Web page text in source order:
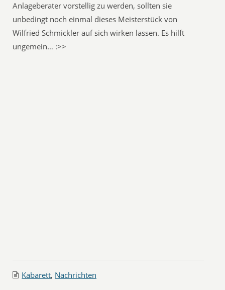
Anlageberater vorstellig zu werden, sollten sie
unbedingt noch einmal dieses Meisterstück von
Wilfried Schmickler auf sich wirken lassen. Es hilft
ungemein… :>>
Kabarett, Nachrichten